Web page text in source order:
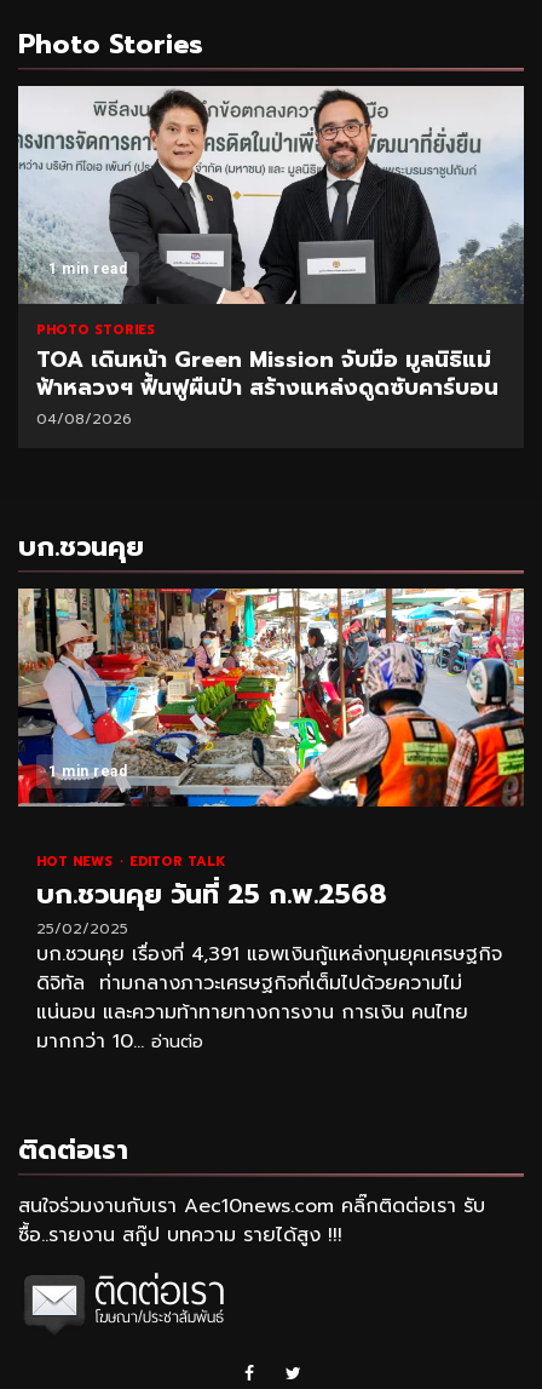
Photo Stories
1 min read
PHOTO STORIES
TOA เดินหน้า Green Mission จับมือ มูลนิธิแม่
ฟ้าหลวงฯ ฟื้นฟูผืนป่า สร้างแหล่งดูดซับคาร์บอน
04/08/2026
บก.ชวนคุย
1 min read
HOT NEWS EDITOR TALK
บก.ชวนคุย วันที่ 25 ก.พ.2568
25/02/2025
บก.ชวนคุย เรื่องที่ 4,391 แอพเงินกู้แหล่งทุนยุคเศรษฐกิจ
ดิจิทัล ท่ามกลางภาวะเศรษฐกิจที่เต็มไปด้วยความไม่
แน่นอน และความท้าทายทางการงาน การเงิน คนไทย
มากกว่า 10... อ่านต่อ
ติดต่อเรา
สนใจร่วมงานกับเรา Aec10news.com คลิ๊กติดต่อเรา รับ
ซื้อ..รายงาน สกู๊ป บทความ รายได้สูง !!!
Facebook
Twitter